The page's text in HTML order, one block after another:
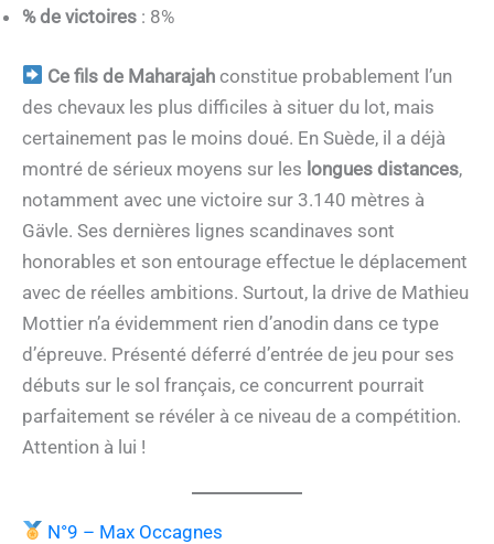
% de victoires : 8%
Ce fils de Maharajah constitue probablement l’un
des chevaux les plus difficiles à situer du lot, mais
certainement pas le moins doué. En Suède, il a déjà
montré de sérieux moyens sur les longues distances,
notamment avec une victoire sur 3.140 mètres à
Gävle. Ses dernières lignes scandinaves sont
honorables et son entourage effectue le déplacement
avec de réelles ambitions. Surtout, la drive de Mathieu
Mottier n’a évidemment rien d’anodin dans ce type
d’épreuve. Présenté déferré d’entrée de jeu pour ses
débuts sur le sol français, ce concurrent pourrait
parfaitement se révéler à ce niveau de a compétition.
Attention à lui !
N°9 – Max Occagnes